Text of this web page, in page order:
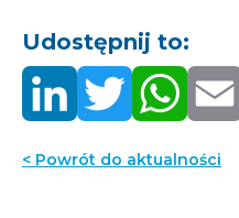
Udostępnij to:
< Powrót do aktualności